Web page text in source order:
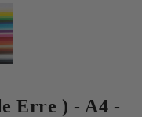
Erre ) - A4 -